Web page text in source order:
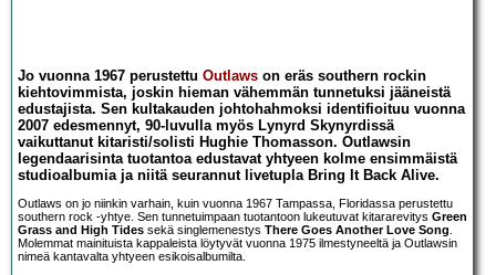
Jo vuonna 1967 perustettu Outlaws on eräs southern rockin
kiehtovimmista, joskin hieman vähemmän tunnetuksi jääneistä
edustajista. Sen kultakauden johtohahmoksi identifioituu vuonna
2007 edesmennyt, 90-luvulla myös Lynyrd Skynyrdissä
vaikuttanut kitaristi/solisti Hughie Thomasson. Outlawsin
legendaarisinta tuotantoa edustavat yhtyeen kolme ensimmäistä
studioalbumia ja niitä seurannut livetupla Bring It Back Alive.
Outlaws on jo niinkin varhain, kuin vuonna 1967 Tampassa, Floridassa perustettu
southern rock -yhtye. Sen tunnetuimpaan tuotantoon lukeutuvat kitararevitys Green
Grass and High Tides sekä singlemenestys There Goes Another Love Song.
Molemmat mainituista kappaleista löytyvät vuonna 1975 ilmestyneeltä ja Outlawsin
nimeä kantavalta yhtyeen esikoisalbumilta.